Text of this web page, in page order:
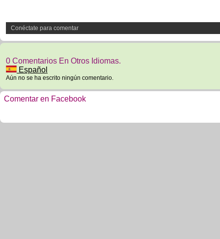
Conéctate para comentar
0 Comentarios En Otros Idiomas.
Español
Aún no se ha escrito ningún comentario.
Comentar en Facebook